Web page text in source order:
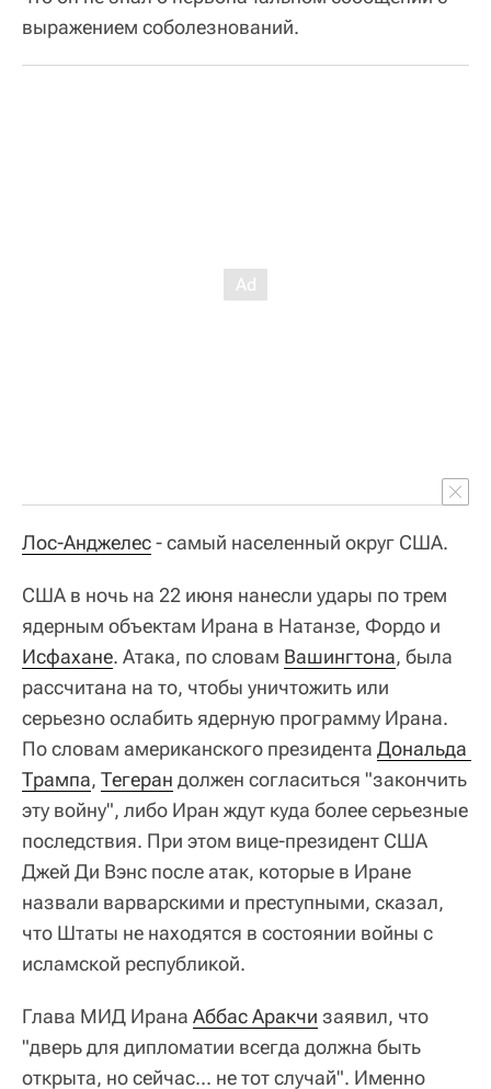
выражением соболезнований.
Лос-Анджелес- самый населенный округ США.
США в ночь на 22 июня нанесли удары по трем
ядерным объектам Ирана в Натанзе, Фордо и
Исфахане. Атака, по словам Вашингтона, была
рассчитана на то, чтобы уничтожить или
серьезно ослабить ядерную программу Ирана.
По словам американского президента Дональда
Трампа, Тегеран должен согласиться "закончить
эту войну", либо Иран ждут куда более серьезные
последствия. При этом вице-президент США
Джей Ди Вэнс после атак, которые в Иране
назвали варварскими и преступными, сказал,
что Штаты не находятся в состоянии войны с
исламской республикой.
Глава МИД Ирана Аббас Аракчи заявил, что
"дверь для дипломатии всегда должна быть
открыта, но сейчас... не тот случай". Именно